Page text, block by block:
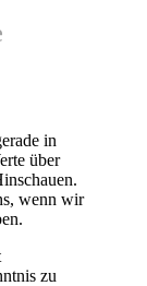
in
über
wenn wir
zu